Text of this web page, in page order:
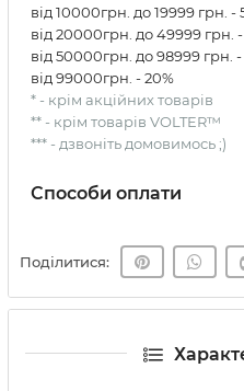
від 10000грн. до 19999 грн. -
від 20000грн. до 49999 грн. -
від 50000грн. до 98999 грн. -
від 99000грн. - 20%
* - крім акційних товарів
** - крім товарів VOLTER™
*** - дзвоніть домовимось ;)
Способи оплати
Поділитися: